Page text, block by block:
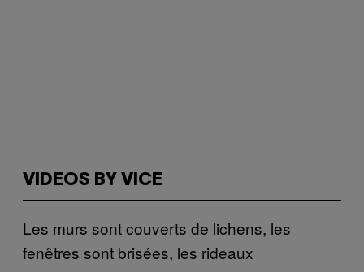
VIDEOS BY VICE
Les murs sont couverts de lichens, les
fenêtres sont brisées, les rideaux